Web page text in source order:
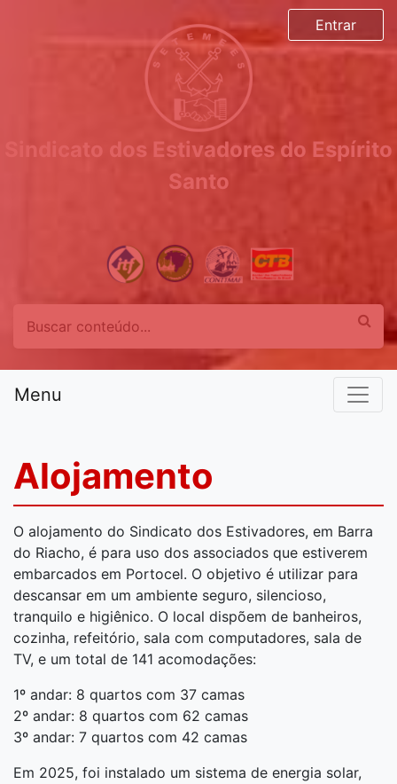
Entrar
Sindicato dos Estivadores do Espírito
Santo
Menu
Alojamento
O alojamento do Sindicato dos Estivadores, em Barra
do Riacho, é para uso dos associados que estiverem
embarcados em Portocel. O objetivo é utilizar para
descansar em um ambiente seguro, silencioso,
tranquilo e higiênico. O local dispõem de banheiros,
cozinha, refeitório, sala com computadores, sala de
TV, e um total de 141 acomodações:
1º andar: 8 quartos com 37 camas
2º andar: 8 quartos com 62 camas
3º andar: 7 quartos com 42 camas
Em 2025, foi instalado um sistema de energia solar,